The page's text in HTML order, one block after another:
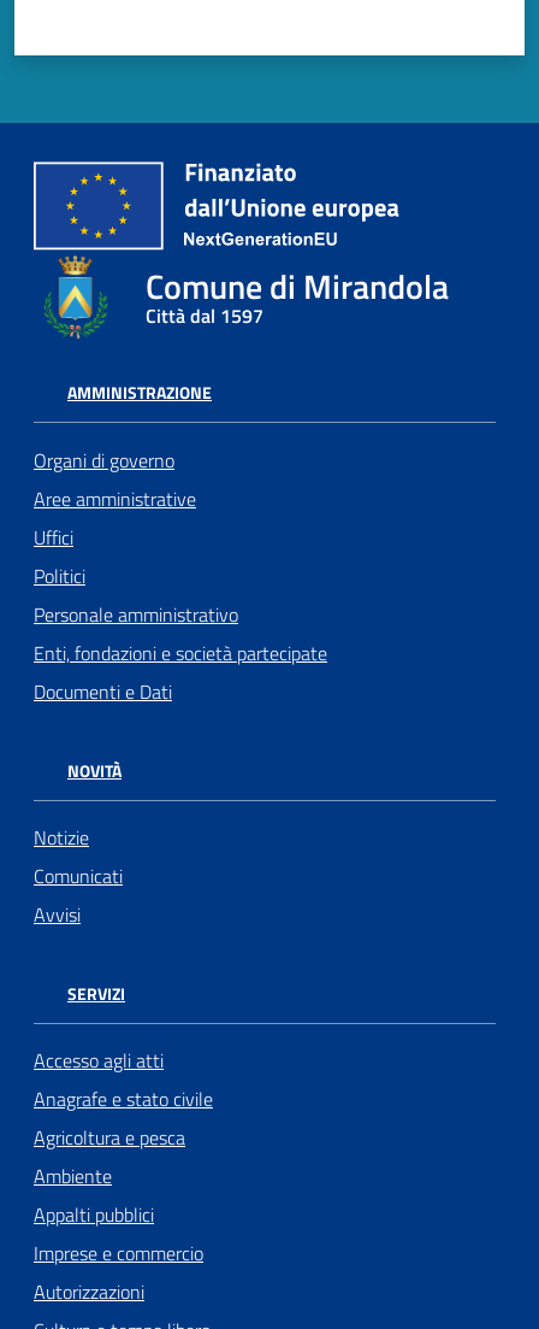
Comune di Mirandola
Città dal 1597
AMMINISTRAZIONE
Organi di governo
Aree amministrative
Uffici
Politici
Personale amministrativo
Enti, fondazioni e società partecipate
Documenti e Dati
NOVITÀ
Notizie
Comunicati
Avvisi
SERVIZI
Accesso agli atti
Anagrafe e stato civile
Agricoltura e pesca
Ambiente
Appalti pubblici
Imprese e commercio
Autorizzazioni